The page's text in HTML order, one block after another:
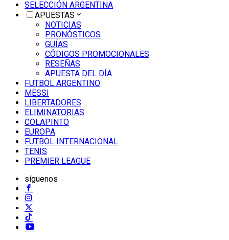
SELECCIÓN ARGENTINA
APUESTAS
NOTICIAS
PRONÓSTICOS
GUÍAS
CÓDIGOS PROMOCIONALES
RESEÑAS
APUESTA DEL DÍA
FUTBOL ARGENTINO
MESSI
LIBERTADORES
ELIMINATORIAS
COLAPINTO
EUROPA
FUTBOL INTERNACIONAL
TENIS
PREMIER LEAGUE
síguenos